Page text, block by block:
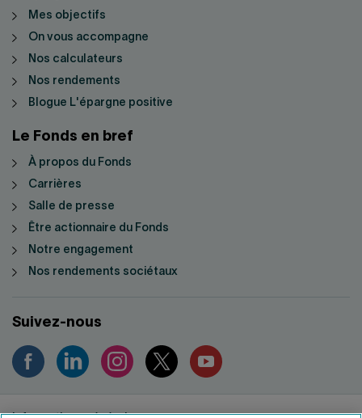
Mes objectifs
On vous accompagne
Nos calculateurs
Nos rendements
Blogue L'épargne positive
Le Fonds en bref
À propos du Fonds
Carrières
Salle de presse
Être actionnaire du Fonds
Notre engagement
Nos rendements sociétaux
Suivez-nous